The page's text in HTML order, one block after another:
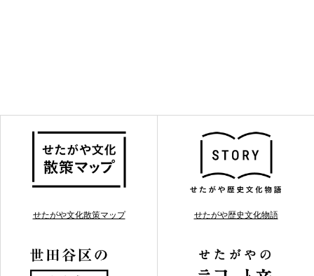
せたがや文化散策マップ せたがや歴史文化物語